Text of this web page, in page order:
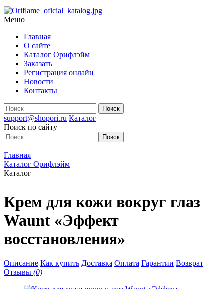
Меню
Главная
О сайте
Каталог Орифлэйм
Заказать
Регистрация онлайн
Новости
Контакты
support@shopori.ru Каталог
Поиск по сайту
Главная
Каталог Орифлэйм
Каталог
Крем для кожи вокруг глаз
Waunt «Эффект
восстановления»
Описание Как купить Доставка Оплата Гарантии Возврат
Отзывы (0)